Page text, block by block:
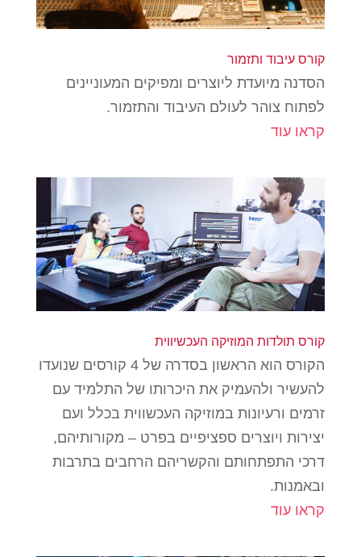
קורס עיבוד ותזמור
הסדנה מיועדת ליוצרים ומפיקים המעוניינים
לפתוח צוהר לעולם העיבוד והתזמור.
קראו עוד
קורס תולדות המוזיקה העכשיווית
הקורס הוא הראשון בסדרה של 4 קורסים שנועדו
להעשיר ולהעמיק את היכרותו של התלמיד עם
זרמים ורעיונות במוזיקה העכשווית בכלל ועם
יצירות ויוצרים ספציפיים בפרט – מקורותיהם,
דרכי התפתחותם והקשריהם הרחבים בתרבות
ובאמנות.
קראו עוד